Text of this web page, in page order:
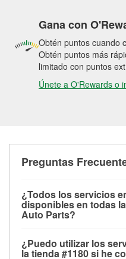
Gana con
Obtén puntos cuando
Obtén puntos más
limitado con puntos
Únete a O'Rewards o
Preguntas
¿Todos los servicios
disponibles en todas
Auto Parts?
las pruebas de batería,
¿Puedo utilizar los
la tienda #1180 si he